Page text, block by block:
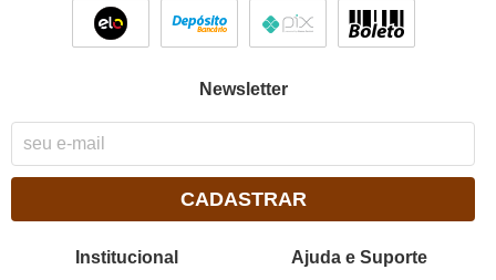
Newsletter
CADASTRAR
Institucional Ajuda e Suporte